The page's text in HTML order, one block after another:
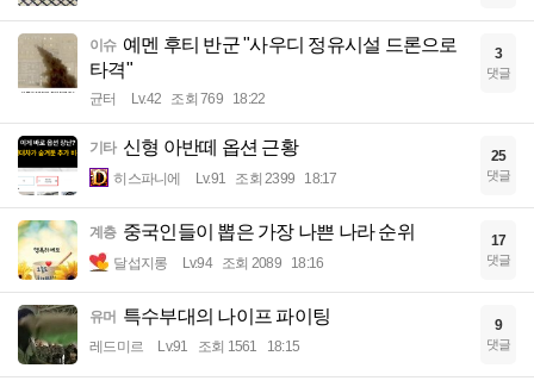
이슈 예멘 후티 반군 "사우디 정유시설 드론으로
타격"
균터 Lv.42 조회 769 18:22
3
댓글
기타 신형 아반떼 옵션 근황
히스파니에 Lv.91 조회 2399 18:17
25
댓글
계층 중국인들이 뽑은 가장 나쁜 나라 순위
달섭지롱 Lv.94 조회 2089 18:16
17
댓글
유머 특수부대의 나이프 파이팅
레드미르 Lv.91 조회 1561 18:15
9
댓글